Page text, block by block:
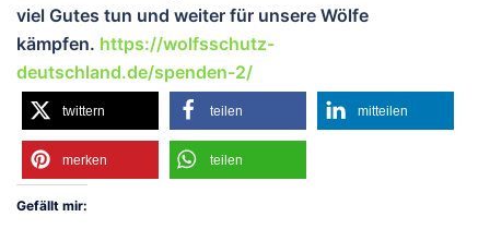
viel Gutes tun und weiter für unsere Wölfe
kämpfen. https://wolfsschutz-
deutschland.de/spenden-2/
twittern teilen mitteilen
merken teilen
Gefällt mir: